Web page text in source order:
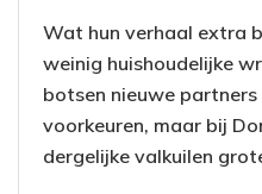
Wat hun verhaal extra
weinig huishoudelijke
botsen nieuwe
voorkeuren, maar bij
dergelijke valkuilen